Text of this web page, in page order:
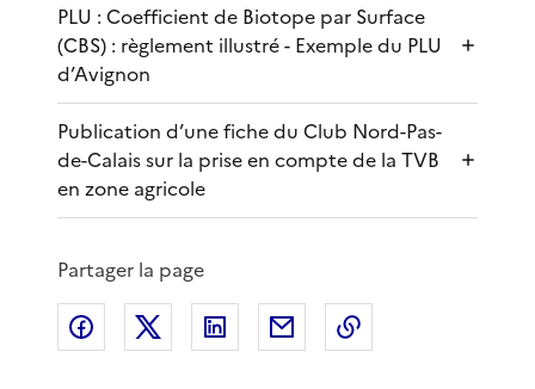
PLU : Coefficient de Biotope par Surface
(CBS) : règlement illustré - Exemple du PLU
d’Avignon
Publication d’une fiche du Club Nord-Pas-
de-Calais sur la prise en compte de la TVB
en zone agricole
Partager la page
Partager sur Facebook
Partager sur XPartager sur LinkedIn
Partager par email